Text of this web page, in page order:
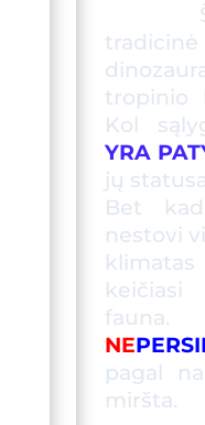
tradicinė
tropinio
Kol
YRA
jų
Bet
nestovi
NE
pagal
miršta.